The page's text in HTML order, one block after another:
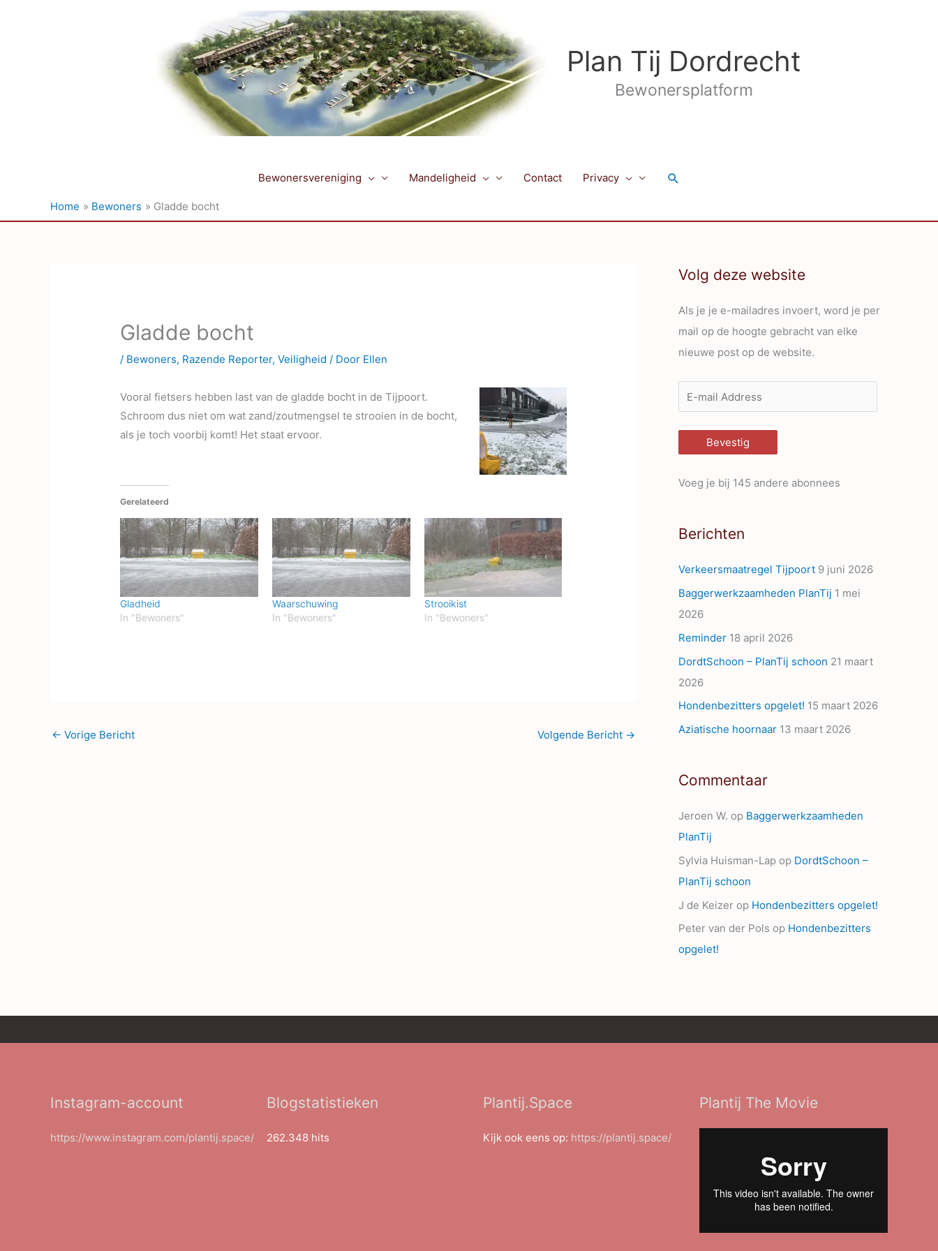
Plan Tij Dordrecht
Bewonersplatform
Bewonersvereniging Mandeligheid Contact Privacy Zoeken
Home Bewoners Gladde bocht
Gladde bocht
/ Bewoners, Razende Reporter,Veiligheid / Door Ellen
Vooral fietsers hebben last van de gladde bocht in de Tijpoort.
Schroom dus niet om wat zand/zoutmengsel te strooien in de bocht,
als je toch voorbij komt! Het staat ervoor.
Gerelateerd
Gladheid
In "Bewoners"
Waarschuwing
In "Bewoners"
Strooikist
In "Bewoners"
← Vorige Bericht Volgende Bericht →
Volg deze website
Als je je e-mailadres invoert, word je per
mail op de hoogte gebracht van elke
nieuwe post op de website.
-
m
a
d
e
s
s
Bevestig
Voeg je bij 145 andere abonnees
Berichten
Verkeersmaatregel Tijpoort 9 juni 2026
Baggerwerkzaamheden PlanTij 1 mei
2026
Reminder 18 april 2026
DordtSchoon – PlanTij schoon 21 maart
2026
Hondenbezitters opgelet! 15 maart 2026
Aziatische hoornaar 13 maart 2026
Commentaar
Jeroen W. op Baggerwerkzaamheden
PlanTij
Sylvia Huisman-Lap op DordtSchoon –
PlanTij schoon
J de Keizer op Hondenbezitters opgelet!
Peter van der Pols op Hondenbezitters
opgelet!
Instagram-account
https://www.instagram.com/plantij.space/
Blogstatistieken
262.348 hits
Plantij.Space
Kijk ook eens op: https://plantij.space/
Plantij The Movie